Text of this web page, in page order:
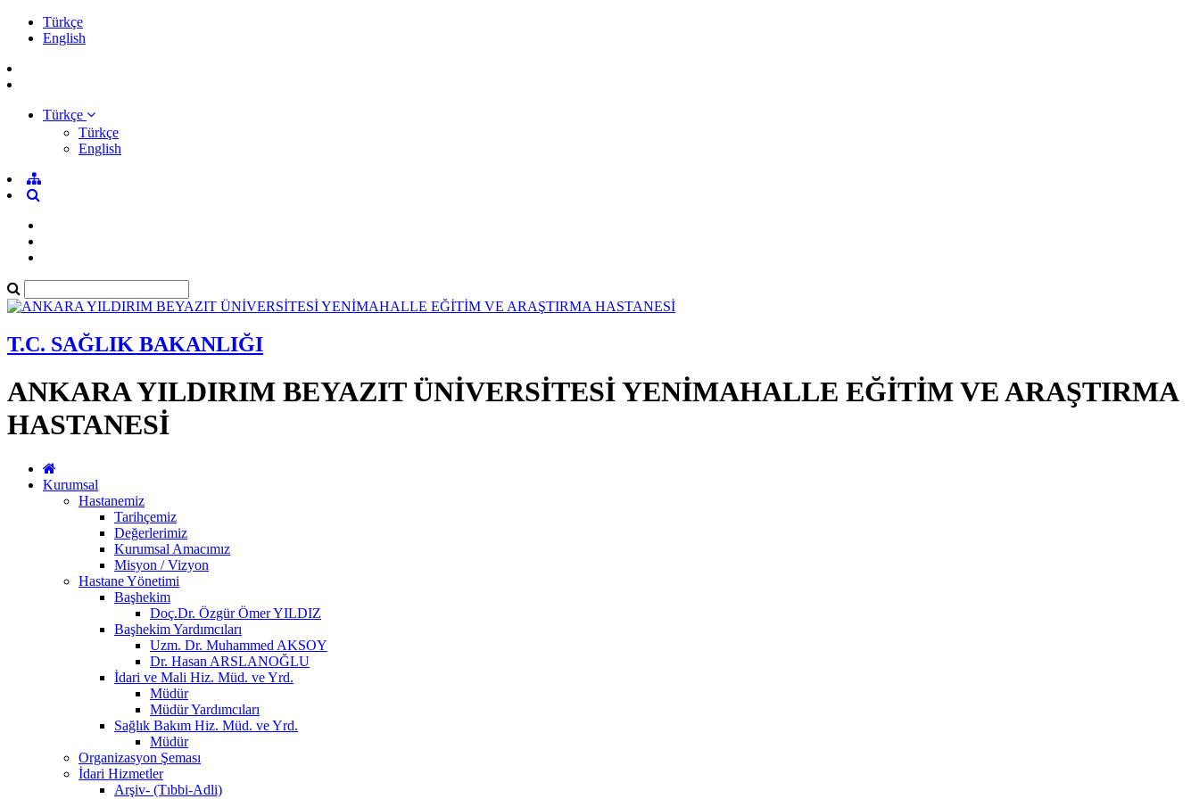
Türkçe
English
Türkçe
Türkçe
English
T.C. SAĞLIK BAKANLIĞI
ANKARA YILDIRIM BEYAZIT ÜNİVERSİTESİ YENİMAHALLE EĞİTİM VE ARAŞTIRMA
HASTANESİ
Kurumsal
Hastanemiz
Tarihçemiz
Değerlerimiz
Kurumsal Amacımız
Misyon / Vizyon
Hastane Yönetimi
Başhekim
Doç.Dr. Özgür Ömer YILDIZ
Başhekim Yardımcıları
Uzm. Dr. Muhammed AKSOY
Dr. Hasan ARSLANOĞLU
İdari ve Mali Hiz. Müd. ve Yrd.
Müdür
Müdür Yardımcıları
Sağlık Bakım Hiz. Müd. ve Yrd.
Müdür
Organizasyon Şeması
İdari Hizmetler
Arşiv- (Tıbbi-Adli)